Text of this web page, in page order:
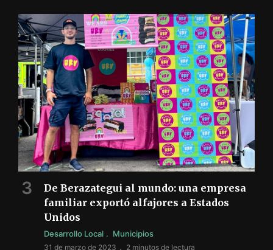
De Berazategui al mundo: una empresa
familiar exportó alfajores a Estados
Unidos
Desarrollo Local Municipios
31 de marzo de 2023 2 minutos de lectura